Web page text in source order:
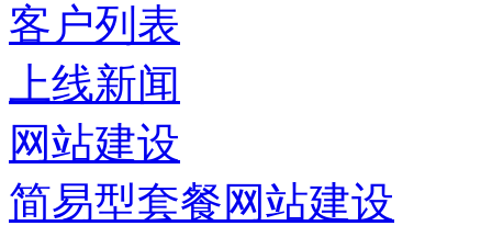
客户列表
上线新闻
网站建设
简易型套餐网站建设